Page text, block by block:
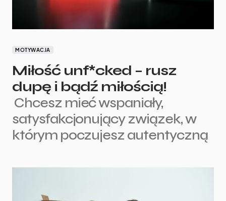
MOTYWACJA
Miłość unf*cked – rusz
dupę i bądź miłością!
Chcesz mieć wspaniały,
satysfakcjonujący związek, w
którym poczujesz autentyczną